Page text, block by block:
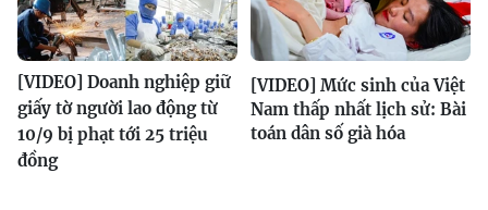
[VIDEO] Doanh nghiệp giữ
giấy tờ người lao động từ
10/9 bị phạt tới 25 triệu
đồng
[VIDEO] Mức sinh của Việt
Nam thấp nhất lịch sử: Bài
toán dân số già hóa